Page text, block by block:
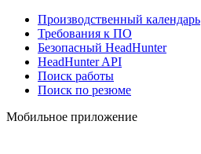
Производственный календарь
Требования к ПО
Безопасный HeadHunter
HeadHunter API
Поиск работы
Поиск по резюме
Мобильное приложение